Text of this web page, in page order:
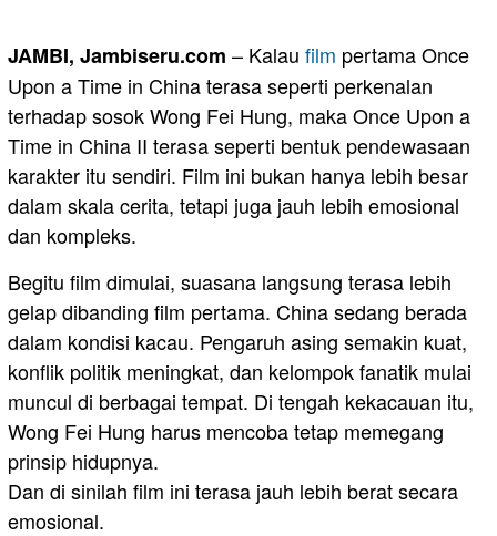
JAMBI, Jambiseru.com – Kalau film pertama Once
Upon a Time in China terasa seperti perkenalan
terhadap sosok Wong Fei Hung, maka Once Upon a
Time in China II terasa seperti bentuk pendewasaan
karakter itu sendiri. Film ini bukan hanya lebih besar
dalam skala cerita, tetapi juga jauh lebih emosional
dan kompleks.
Begitu film dimulai, suasana langsung terasa lebih
gelap dibanding film pertama. China sedang berada
dalam kondisi kacau. Pengaruh asing semakin kuat,
konflik politik meningkat, dan kelompok fanatik mulai
muncul di berbagai tempat. Di tengah kekacauan itu,
Wong Fei Hung harus mencoba tetap memegang
prinsip hidupnya.
Dan di sinilah film ini terasa jauh lebih berat secara
emosional.